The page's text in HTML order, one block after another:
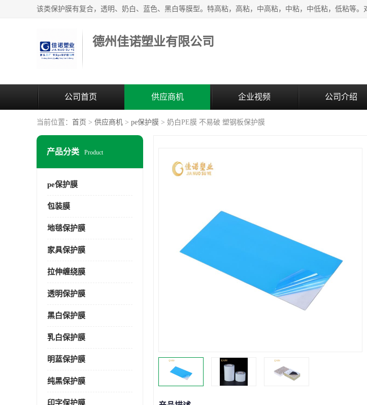
德州佳诺塑业有限公司
公司首页 供应商机 企业视频 公司介绍
当前位置： 首页 > 供应商机 > pe保护膜 > 奶白PE膜 不易破 塑钢板保护膜
产品分类 Product
pe保护膜
包装膜
地毯保护膜
家具保护膜
拉伸缠绕膜
透明保护膜
黑白保护膜
乳白保护膜
明蓝保护膜
纯黑保护膜
印字保护膜